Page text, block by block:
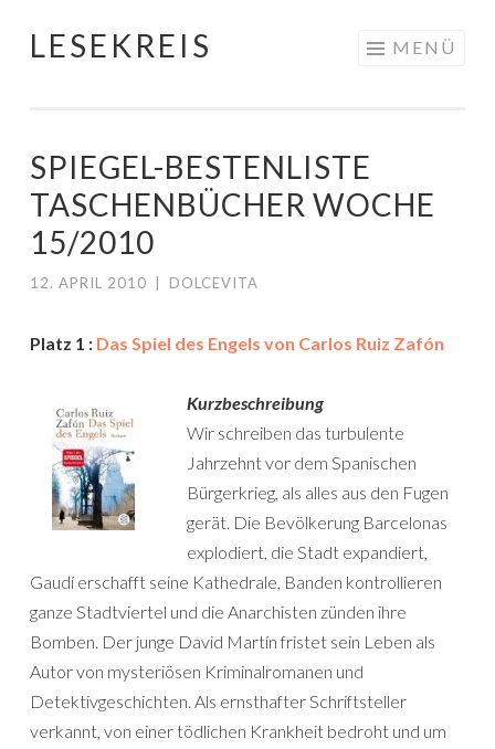
Springe
LESEKREIS MENÜ
SPIEGEL-BESTENLISTE
TASCHENBÜCHER WOCHE
15/2010
12. APRIL 2010 DOLCEVITA
Platz 1 : Das Spiel des Engels von Carlos Ruiz Zafón
Kurzbeschreibung
Wir schreiben das turbulente
Jahrzehnt vor dem Spanischen
Bürgerkrieg, als alles aus den Fugen
gerät. Die Bevölkerung Barcelonas
explodiert, die Stadt expandiert,
Gaudí erschafft seine Kathedrale, Banden kontrollieren
ganze Stadtviertel und die Anarchisten zünden ihre
Bomben. Der junge David Martín fristet sein Leben als
Autor von mysteriösen Kriminalromanen und
Detektivgeschichten. Als ernsthafter Schriftsteller
verkannt, von einer tödlichen Krankheit bedroht und um